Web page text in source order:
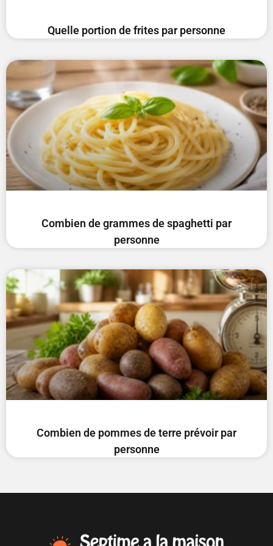
Quelle portion de frites par personne
Combien de grammes de spaghetti par
personne
Combien de pommes de terre prévoir par
personne